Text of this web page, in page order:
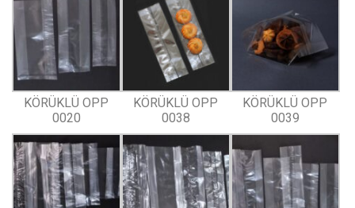
KÖRÜKLÜ OPP
0020
KÖRÜKLÜ OPP
0038
KÖRÜKLÜ OPP
0039